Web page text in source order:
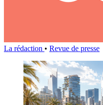
La rédaction • Revue de presse